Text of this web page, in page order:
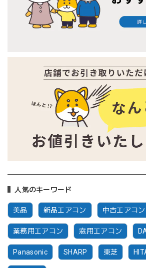
人気のキーワード
美品 新品エアコン 中古エアコン
業務用エアコン 窓用エアコン
Panasonic SHARP 東芝